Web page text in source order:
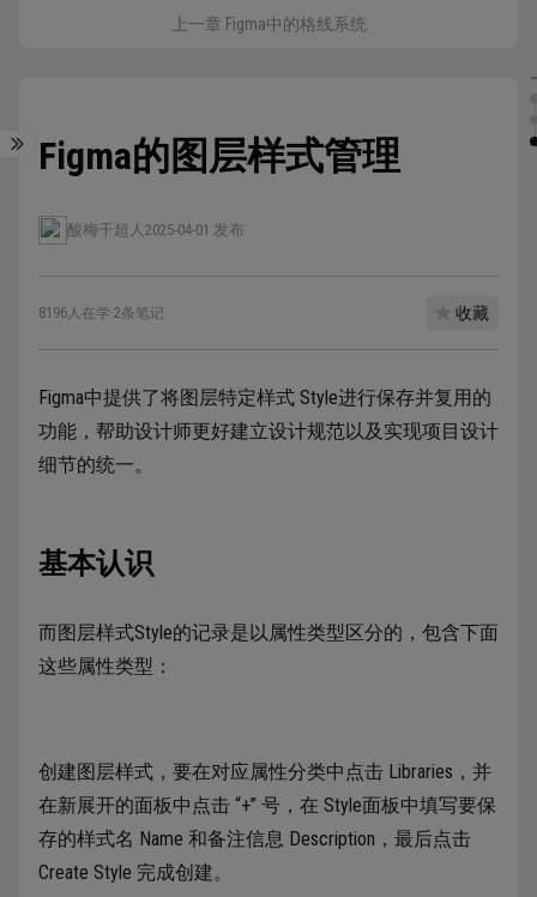
上一章 Figma中的格线系统
Figma的图层样式管理
酸梅干超人 2025-04-01 发布
8196人在学·2条笔记 收藏
Figma中提供了将图层特定样式 Style进行保存并复用的
功能，帮助设计师更好建立设计规范以及实现项目设计
细节的统一。
基本认识
而图层样式Style的记录是以属性类型区分的，包含下面
这些属性类型：
创建图层样式，要在对应属性分类中点击 Libraries，并
在新展开的面板中点击 “+” 号，在 Style面板中填写要保
存的样式名 Name 和备注信息 Description，最后点击
Create Style 完成创建。